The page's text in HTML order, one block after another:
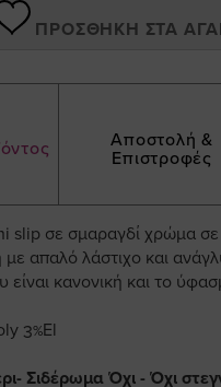
ΠΡΟΣΘΉΚΗ ΣΤΑ
Αποστολή &
Επιστροφές
slip σε σμαραγδί χρώμα
απαλό λάστιχο και
κανονική και το
3%El
Σιδέρωμα Όχι - Όχι